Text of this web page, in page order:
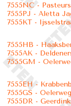
7555NC -
7555PJ - Aletta
7555KT -
7555HB -
7555AK -
7555GM -
7555EH -
7555GS - Oelerweg
7555DR -